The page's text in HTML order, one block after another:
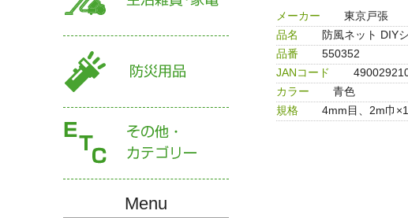
Menu
メーカー
東京戸張
品名
防風ネット DIY
品番
550352
JANコード
カラー
青色
規格
4mm目、2m巾